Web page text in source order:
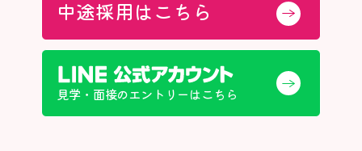
中途採用はこちら
見学・面接のエントリーはこちら